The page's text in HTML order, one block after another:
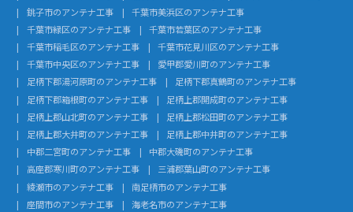
銚子市のアンテナ工事
千葉市美浜区のアンテナ工事
千葉市緑区のアンテナ工事
千葉市若葉区のアンテナ工事
千葉市稲毛区のアンテナ工事
千葉市花見川区のアンテナ工事
千葉市中央区のアンテナ工事
愛甲郡愛川町のアンテナ工事
足柄下郡湯河原町のアンテナ工事
足柄下郡真鶴町のアンテナ工事
足柄下郡箱根町のアンテナ工事
足柄上郡開成町のアンテナ工事
足柄上郡山北町のアンテナ工事
足柄上郡松田町のアンテナ工事
足柄上郡大井町のアンテナ工事
足柄上郡中井町のアンテナ工事
中郡二宮町のアンテナ工事
中郡大磯町のアンテナ工事
高座郡寒川町のアンテナ工事
三浦郡葉山町のアンテナ工事
綾瀬市のアンテナ工事
南足柄市のアンテナ工事
座間市のアンテナ工事
海老名市のアンテナ工事